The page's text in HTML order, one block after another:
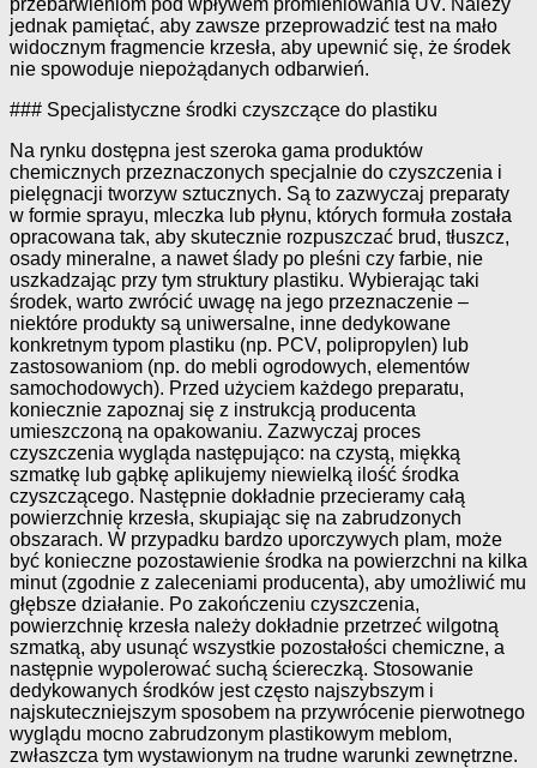
przebarwieniom pod wpływem promieniowania UV. Należy
jednak pamiętać, aby zawsze przeprowadzić test na mało
widocznym fragmencie krzesła, aby upewnić się, że środek
nie spowoduje niepożądanych odbarwień.
### Specjalistyczne środki czyszczące do plastiku
Na rynku dostępna jest szeroka gama produktów
chemicznych przeznaczonych specjalnie do czyszczenia i
pielęgnacji tworzyw sztucznych. Są to zazwyczaj preparaty
w formie sprayu, mleczka lub płynu, których formuła została
opracowana tak, aby skutecznie rozpuszczać brud, tłuszcz,
osady mineralne, a nawet ślady po pleśni czy farbie, nie
uszkadzając przy tym struktury plastiku. Wybierając taki
środek, warto zwrócić uwagę na jego przeznaczenie –
niektóre produkty są uniwersalne, inne dedykowane
konkretnym typom plastiku (np. PCV, polipropylen) lub
zastosowaniom (np. do mebli ogrodowych, elementów
samochodowych). Przed użyciem każdego preparatu,
koniecznie zapoznaj się z instrukcją producenta
umieszczoną na opakowaniu. Zazwyczaj proces
czyszczenia wygląda następująco: na czystą, miękką
szmatkę lub gąbkę aplikujemy niewielką ilość środka
czyszczącego. Następnie dokładnie przecieramy całą
powierzchnię krzesła, skupiając się na zabrudzonych
obszarach. W przypadku bardzo uporczywych plam, może
być konieczne pozostawienie środka na powierzchni na kilka
minut (zgodnie z zaleceniami producenta), aby umożliwić mu
głębsze działanie. Po zakończeniu czyszczenia,
powierzchnię krzesła należy dokładnie przetrzeć wilgotną
szmatką, aby usunąć wszystkie pozostałości chemiczne, a
następnie wypolerować suchą ściereczką. Stosowanie
dedykowanych środków jest często najszybszym i
najskuteczniejszym sposobem na przywrócenie pierwotnego
wyglądu mocno zabrudzonym plastikowym meblom,
zwłaszcza tym wystawionym na trudne warunki zewnętrzne.